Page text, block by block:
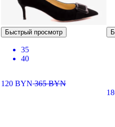
Быстрый просмотр
35
40
120 BYN365BYN